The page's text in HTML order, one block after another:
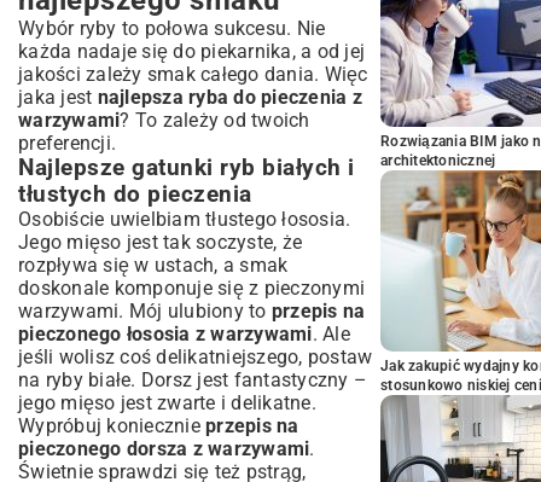
Wybór ryby to połowa sukcesu. Nie
każda nadaje się do piekarnika, a od jej
jakości zależy smak całego dania. Więc
jaka jest najlepsza ryba do pieczenia z
warzywami? To zależy od twoich
preferencji.
Najlepsze gatunki ryb białych i
tłustych do pieczenia
Osobiście uwielbiam tłustego łososia.
Jego mięso jest tak soczyste, że
rozpływa się w ustach, a smak
doskonale komponuje się z pieczonymi
warzywami. Mój ulubiony to przepis na
pieczonego łososia z warzywami. Ale
jeśli wolisz coś delikatniejszego, postaw
na ryby białe. Dorsz jest fantastyczny –
jego mięso jest zwarte i delikatne.
Wypróbuj koniecznie przepis na
pieczonego dorsza z warzywami.
Świetnie sprawdzi się też pstrąg,
Rozwiązania BIM jako
architektonicznej
Jak zakupić wydajny
stosunkowo niskiej